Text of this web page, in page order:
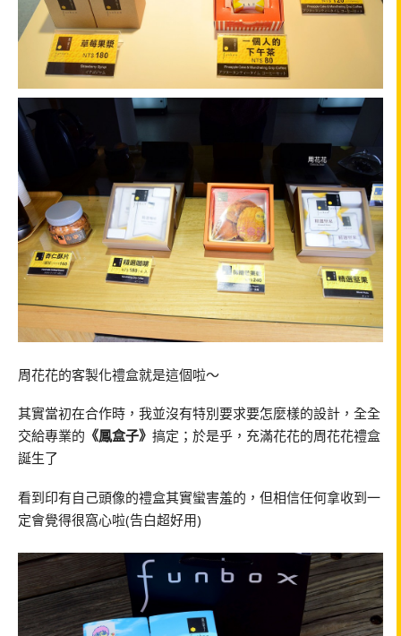
周花花的客製化禮盒就是這個啦～
其實當初在合作時，我並沒有特別要求要怎麼樣的設計，全全
交給專業的 《鳳盒子》 搞定；於是乎，充滿花花的周花花禮盒
誕生了
看到印有自己頭像的禮盒其實蠻害羞的，但相信任何拿收到一
定會覺得很窩心啦(告白超好用)